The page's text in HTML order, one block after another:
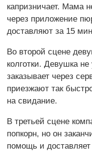
капризничает. Мама
через приложение
доставляют за 15
Во второй сцене
колготки. Девушка
заказывает через
приезжают так
на свидание.
В третьей сцене
попкорн, но он
помощь и